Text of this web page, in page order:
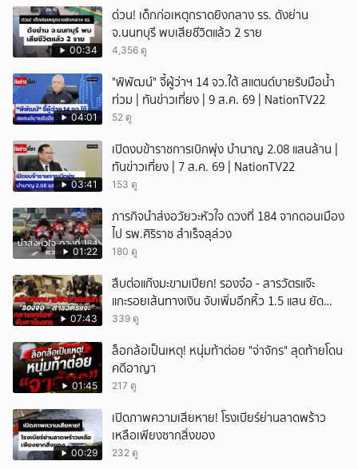
00:34
ด่วน! เด็กก่อเหตุกราดยิงกลาง รร. ดังย่าน
จ.นนทบุรี พบเสียชีวิตแล้ว 2 ราย
4,356 ดู
04:01
"พิพัฒน์" จี้ผู้ว่าฯ 14 จว.ใต้ สแตนด์บายรับมือน้ำ
ท่วม | ทันข่าวเที่ยง | 9 ส.ค. 69 | NationTV22
52 ดู
03:41
เปิดงบข้าราชการเบิกพุ่ง บำนาญ 2.08 แสนล้าน |
ทันข่าวเที่ยง | 7 ส.ค. 69 | NationTV22
153 ดู
01:22
ภารกิจนำส่งอวัยวะหัวใจ ดวงที่ 184 จากดอนเมือง
ไป รพ.ศิริราช สำเร็จลุล่วง
180 ดู
07:43
สืบต่อแก๊งมะขามเปียก! รองจ๋อ - สารวัตรแจ๊ะ
แกะรอยเส้นทางเงิน จับเพิ่มอีกหิ้ว 1.5 แสน ยัด
สินบน
339 ดู
01:45
ล็อกล้อเป็นเหตุ! หนุ่มท้าต่อย "จ่าจักร" สุดท้ายโดน
คดีอาญา
217 ดู
00:29
เปิดภาพความเสียหาย! โรงเบียร์ย่านลาดพร้าว
เหลือเพียงซากสิ่งของ
232 ดู